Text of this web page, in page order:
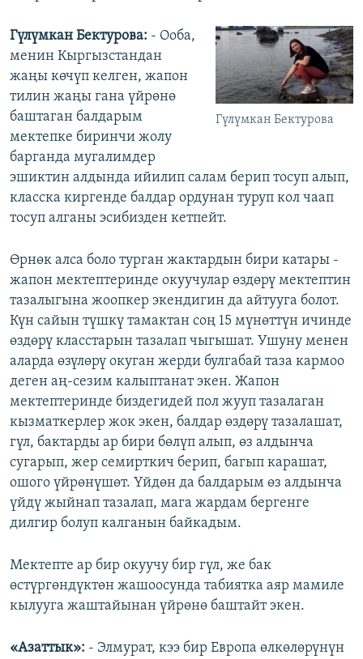
Гүлүмкан Бектурова
Гүлүмкан Бектурова: - Ооба,
менин Кыргызстандан
жаңы көчүп келген, жапон
тилин жаңы гана үйрөнө
баштаган балдарым
мектепке биринчи жолу
барганда мугалимдер
эшиктин алдында ийилип салам берип тосуп алып,
класска киргенде балдар ордунан туруп кол чаап
тосуп алганы эсибизден кетпейт.
Өрнөк алса боло турган жактардын бири катары -
жапон мектептеринде окуучулар өздөрү мектептин
тазалыгына жоопкер экендигин да айтууга болот.
Күн сайын түшкү тамактан соң 15 мүнөттүн ичинде
өздөрү класстарын тазалап чыгышат. Ушуну менен
аларда өзүлөрү окуган жерди булгабай таза кармоо
деген аң-сезим калыптанат экен. Жапон
мектептеринде биздегидей пол жууп тазалаган
кызматкерлер жок экен, балдар өздөрү тазалашат,
гүл, бактарды ар бири бөлүп алып, өз алдынча
сугарып, жер семирткич берип, багып карашат,
ошого үйрөнүшөт. Үйдөн да балдарым өз алдынча
үйдү жыйнап тазалап, мага жардам бергенге
дилгир болуп калганын байкадым.
Мектепте ар бир окуучу бир гүл, же бак
өстүргөндүктөн жашоосунда табиятка аяр мамиле
кылууга жаштайынан үйрөнө баштайт экен.
«Азаттык»: - Элмурат, кээ бир Европа өлкөлөрүнүн